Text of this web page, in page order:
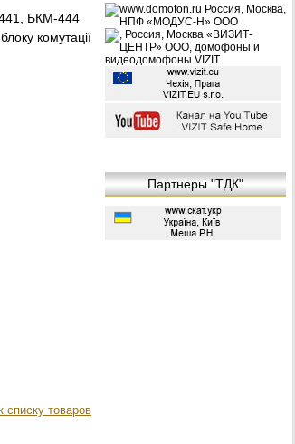
441, БКМ-444
комутації
списку товаров
Партнеры "ТДК"